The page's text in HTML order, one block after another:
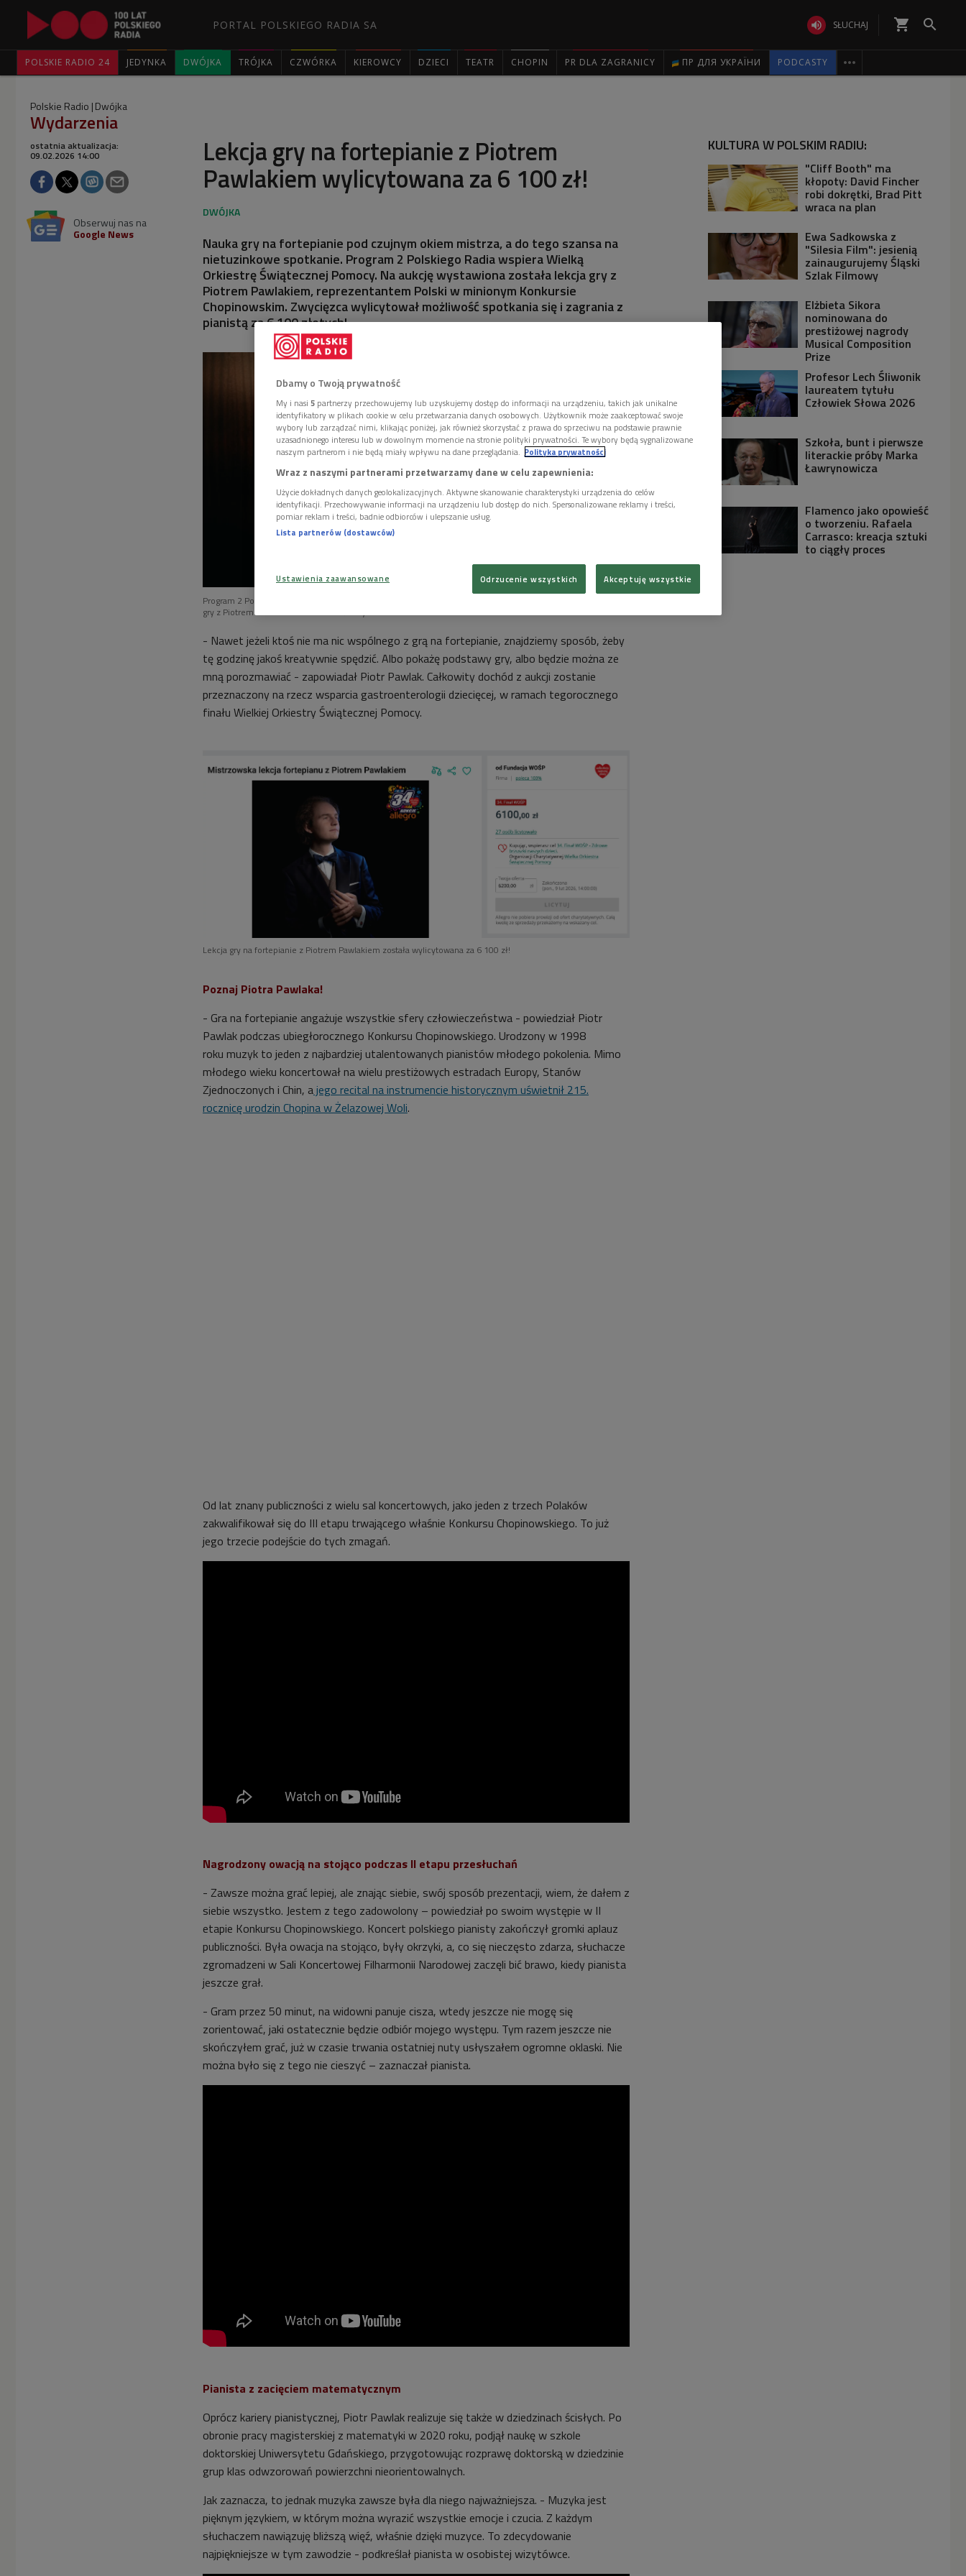
PORTAL POLSKIEGO RADIA SA  SŁUCHAJ shopping_cart 
POLSKIE RADIO 24 JEDYNKA DWÓJKA TRÓJKA CZWÓRKA KIEROWCY DZIECI TEATR CHOPIN PR DLA ZAGRANICY ПР ДЛЯ УКРАЇНИ PODCASTY 
Polskie Radio Dwójka
Wydarzenia
Lekcja gry na fortepianie z Piotrem
Pawlakiem wylicytowana za 6 100 zł!
ostatnia aktualizacja:
09.02.2026 14:00
Obserwuj nas na
Google News
Nauka gry na fortepianie pod czujnym okiem mistrza, a do tego szansa na
nietuzinkowe spotkanie. Program 2 Polskiego Radia wspiera Wielką
Orkiestrę Świątecznej Pomocy. Na aukcję wystawiona została lekcja gry z
Piotrem Pawlakiem, reprezentantem Polski w minionym Konkursie
Chopinowskim. Zwycięzca wylicytował możliwość spotkania się i zagrania z
pianistą za 6 100 złotych!
Program 2 Polskiego Radia wspiera Wielką Orkiestrę Świątecznej Pomocy. Na aukcję wystawiona została lekcja
gry z Piotrem Pawlakiem Foto: NIFC/ KrzysztofSzlezak
- Nawet jeżeli ktoś nie ma nic wspólnego z grą na fortepianie, znajdziemy sposób, żeby
tę godzinę jakoś kreatywnie spędzić. Albo pokażę podstawy gry, albo będzie można ze
mną porozmawiać - zapowiadał Piotr Pawlak. Całkowity dochód z aukcji zostanie
przeznaczony na rzecz wsparcia gastroenterologii dziecięcej, w ramach tegorocznego
finału Wielkiej Orkiestry Świątecznej Pomocy.
Lekcja gry na fortepianie z Piotrem Pawlakiem została wylicytowana za 6 100 zł!
Poznaj Piotra Pawlaka!
- Gra na fortepianie angażuje wszystkie sfery człowieczeństwa - powiedział Piotr
Pawlak podczas ubiegłorocznego Konkursu Chopinowskiego. Urodzony w 1998
roku muzyk to jeden z najbardziej utalentowanych pianistów młodego pokolenia. Mimo
młodego wieku koncertował na wielu prestiżowych estradach Europy, Stanów
Zjednoczonych i Chin, ajego recital na instrumencie historycznym uświetnił 215.
rocznicę urodzin Chopina w Żelazowej Woli.
Od lat znany publiczności z wielu sal koncertowych, jako jeden z trzech Polaków
zakwalifikował się do III etapu trwającego właśnie Konkursu Chopinowskiego. To już
jego trzecie podejście do tych zmagań.
Nagrodzony owacją na stojąco podczas II etapu przesłuchań
- Zawsze można grać lepiej, ale znając siebie, swój sposób prezentacji, wiem, że dałem z
siebie wszystko. Jestem z tego zadowolony – powiedział po swoim występie w II
etapie Konkursu Chopinowskiego. Koncert polskiego pianisty zakończył gromki aplauz
publiczności. Była owacja na stojąco, były okrzyki, a, co się nieczęsto zdarza, słuchacze
zgromadzeni w Sali Koncertowej Filharmonii Narodowej zaczęli bić brawo, kiedy pianista
jeszcze grał.
- Gram przez 50 minut, na widowni panuje cisza, wtedy jeszcze nie mogę się
zorientować, jaki ostatecznie będzie odbiór mojego występu. Tym razem jeszcze nie
skończyłem grać, już w czasie trwania ostatniej nuty usłyszałem ogromne oklaski. Nie
można było się z tego nie cieszyć – zaznaczał pianista.
Pianista z zacięciem matematycznym
Oprócz kariery pianistycznej, Piotr Pawlak realizuje się także w dziedzinach ścisłych. Po
obronie pracy magisterskiej z matematyki w 2020 roku, podjął naukę w szkole
doktorskiej Uniwersytetu Gdańskiego, przygotowując rozprawę doktorską w dziedzinie
grup klas odwzorowań powierzchni nieorientowalnych.
Jak zaznacza, to jednak muzyka zawsze była dla niego najważniejsza. - Muzyka jest
pięknym językiem, w którym można wyrazić wszystkie emocje i czucia. Z każdym
słuchaczem nawiązuję bliższą więź, właśnie dzięki muzyce. To zdecydowanie
najpiękniejsze w tym zawodzie - podkreślał pianista w osobistej wizytówce.
KULTURA W POLSKIM RADIU:
"Cliff Booth" ma
kłopoty: David Fincher
robi dokrętki, Brad Pitt
wraca na plan
Ewa Sadkowska z
"Silesia Film": jesienią
zainaugurujemy Śląski
Szlak Filmowy
Elżbieta Sikora
nominowana do
prestiżowej nagrody
Musical Composition
Prize
Profesor Lech Śliwonik
laureatem tytułu
Człowiek Słowa 2026
Szkoła, bunt i pierwsze
literackie próby Marka
Ławrynowicza
Flamenco jako opowieść
o tworzeniu. Rafaela
Carrasco: kreacja sztuki
to ciągły proces
Dbamy o Twoją prywatność
My i nasi 5 partnerzy przechowujemy lub uzyskujemy dostęp do informacji na urządzeniu, takich jak unikalne
identyfikatory w plikach cookie w celu przetwarzania danych osobowych. Użytkownik może zaakceptować swoje
wybory lub zarządzać nimi, klikając poniżej, jak również skorzystać z prawa do sprzeciwu na podstawie prawnie
uzasadnionego interesu lub w dowolnym momencie na stronie polityki prywatności. Te wybory będą sygnalizowane
naszym partnerom i nie będą miały wpływu na dane przeglądania. Polityka prywatności
Wraz z naszymi partnerami przetwarzamy dane w celu zapewnienia:
Użycie dokładnych danych geolokalizacyjnych. Aktywne skanowanie charakterystyki urządzenia do celów
identyfikacji. Przechowywanie informacji na urządzeniu lub dostęp do nich. Spersonalizowane reklamy i treści,
pomiar reklam i treści, badnie odbiorców i ulepszanie usług.
Lista partnerów (dostawców)
Ustawienia zaawansowane Odrzucenie wszystkich Akceptuję wszystkie